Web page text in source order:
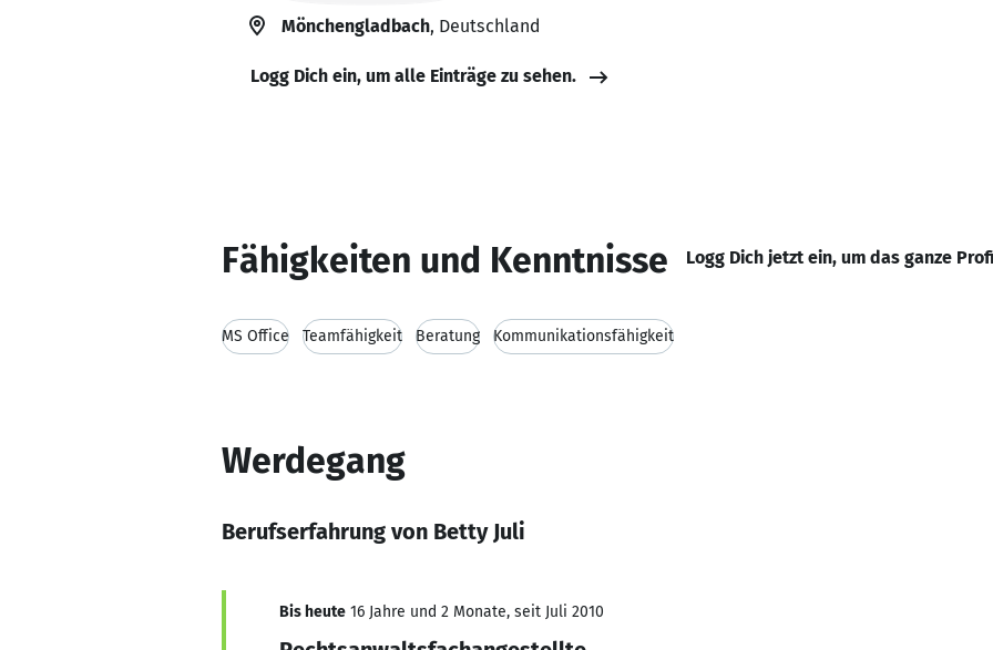
Mönchengladbach, Deutschland
Logg Dich ein, um alle Einträge zu sehen.
Fähigkeiten und Kenntnisse Logg Dich jetzt ein, um das ganze
MS Office Teamfähigkeit Beratung Kommunikationsfähigkeit
Werdegang
Berufserfahrung von Betty Juli
Bis heute 16 Jahre und 2 Monate, seit Juli 2010